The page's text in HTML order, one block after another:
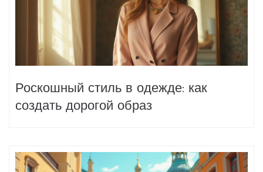
Роскошный стиль в одежде: как
создать дорогой образ